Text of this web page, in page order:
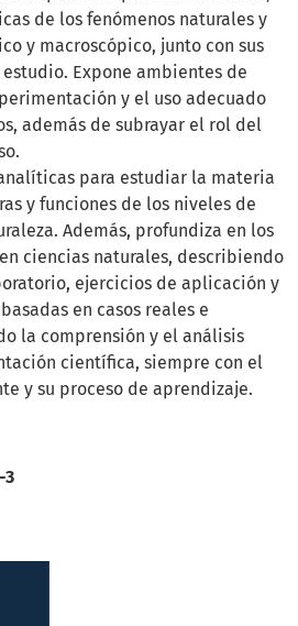
de los fenómenos naturales y
y macroscópico, junto con sus
Expone ambientes de
y el uso adecuado
además de subrayar el rol del
para estudiar la materia
y funciones de los niveles de
Además, profundiza en los
ciencias naturales, describiendo
ejercicios de aplicación y
en casos reales e
la comprensión y el análisis
científica, siempre con el
y su proceso de aprendizaje.
3